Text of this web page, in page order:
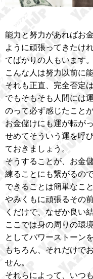
能力と努力があればお
ように頑張ってきたけ
てばかりの人もいます。
こんな人は努力以前に
それも正直、完全否定
でもそもそも人間には
のって必ず感じたこと
お金儲けにも運が転が
せめてそういう運を呼
ておきましょう。
そうすることが、お金
練ることにも繋がるので
できることは簡単なこ
やみくもに頑張るその
くだけで、なぜか良い
ここでは身の周りの環
としてパワーストーン
もちろん、それだけで
せん。
それらによって、いつ